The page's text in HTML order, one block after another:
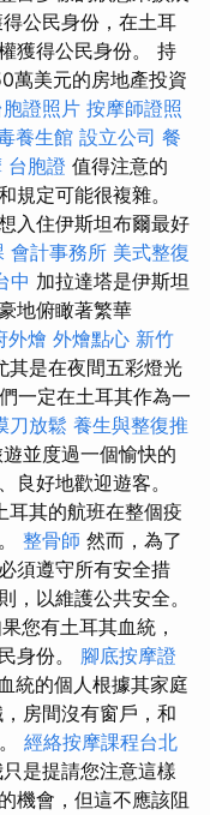
公民身份，在土耳
獲得公民身份。 持
萬美元的房地產投資
胞證照片 按摩師證照
養生館 設立公司 餐
台胞證 值得注意的
規定可能很複雜。
入住伊斯坦布爾最好
會計事務所 美式整復
中 加拉達塔是伊斯坦
地俯瞰著繁華
外燴 外燴點心 新竹
其是在夜間五彩燈光
一定在土耳其作為一
刀放鬆 養生與整復推
並度過一個愉快的
良好地歡迎遊客。
耳其的航班在整個疫
整骨師 然而，為了
須遵守所有安全措
，以維護公共安全。
您有土耳其血統，
身份。 腳底按摩證
統的個人根據其家庭
房間沒有窗戶，和
經絡按摩課程台北
是提請您注意這樣
機會，但這不應該阻